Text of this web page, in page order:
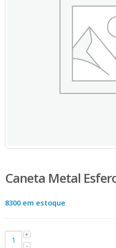
Caneta Metal
8300 em estoque